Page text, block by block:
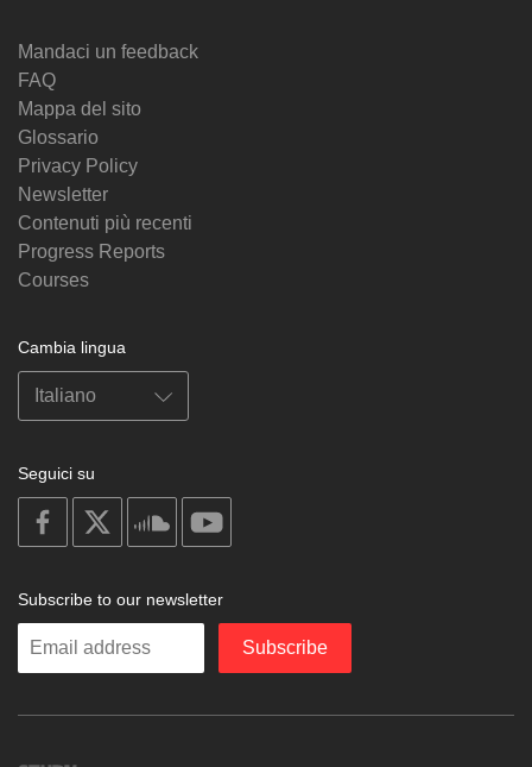
Mandaci un feedback
FAQ
Mappa del sito
Glossario
Privacy Policy
Newsletter
Contenuti più recenti
Progress Reports
Courses
Cambia lingua
Seguici su
on
facebook
soundcloud
Subscribe to our newsletter
Enter
Subscribe